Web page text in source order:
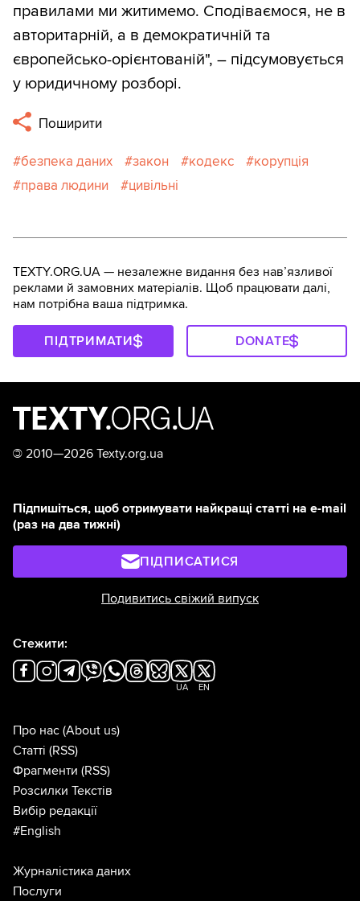
правилами ми житимемо. Сподіваємося, не в
авторитарній, а в демократичній та
європейсько-орієнтованій", – підсумовується
у юридичному розборі.
Поширити
безпека даних закон кодекс
корупція
права людини
цивільні
TEXTY.ORG.UA — незалежне видання без навʼязливої
реклами й замовних матеріалів. Щоб працювати далі,
нам потрібна ваша підтримка.
ПІДТРИМАТИ DONATE
© 2010—2026 Texty.org.ua
Підпишіться, щоб отримувати найкращі статті на e-mail
(раз на два тижні)
ПІДПИСАТИСЯ
Подивитись свіжий випуск
Стежити:
UA EN
Про нас (About us)
Статті (RSS)
Фрагменти (RSS)
Розсилки Текстів
Вибір редакції
#English
Журналістика даних
Послуги